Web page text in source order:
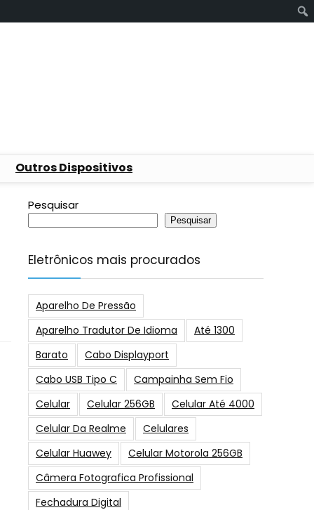
Outros Dispositivos
Pesquisar
Pesquisar
Eletrônicos mais procurados
Aparelho De Pressão
Aparelho Tradutor De Idioma
Até 1300
Barato
Cabo Displayport
Cabo USB Tipo C
Campainha Sem Fio
Celular
Celular 256GB
Celular Até 4000
Celular Da Realme
Celulares
Celular Huawey
Celular Motorola 256GB
Câmera Fotografica Profissional
Fechadura Digital